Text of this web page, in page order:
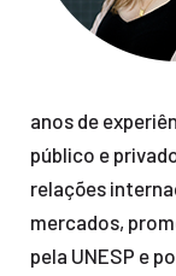
anos de
público e
relações
mercados,
pela UNESP e